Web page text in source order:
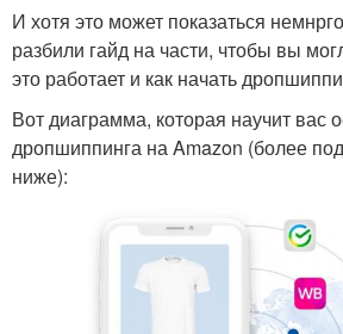
И хотя это может показаться
разбили гайд на части, чтобы вы
это работает и как начать
Вот диаграмма, которая научит вас
дропшиппинга на Amazon (более
ниже):